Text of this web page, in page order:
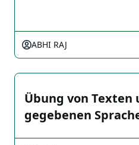
ABHI RAJ
Übung von Texten
gegebenen